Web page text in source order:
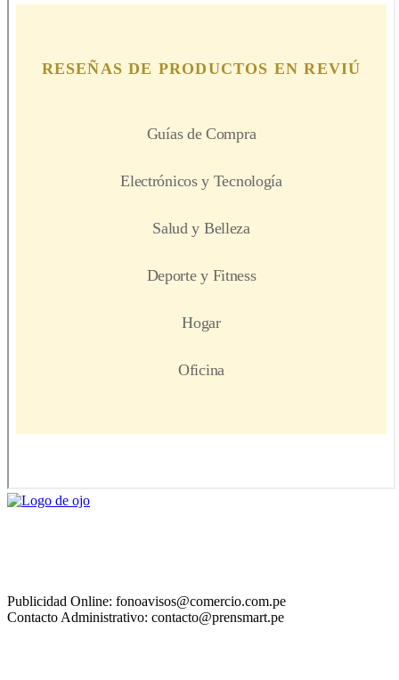
Publicidad Online: fonoavisos@comercio.com.pe
Contacto Administrativo: contacto@prensmart.pe